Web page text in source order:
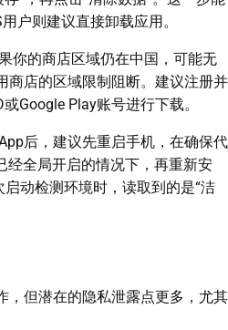
户则建议直接卸载应用。
你的商店区域仍在中国，可能无
商店的区域限制阻断。建议注册并
Google Play账号进行下载。
后，建议先重启手机，在确保代
经全局开启的情况下，再重新安
动检测环境时，读取到的是“洁
，但潜在的隐私泄露点更多，尤其